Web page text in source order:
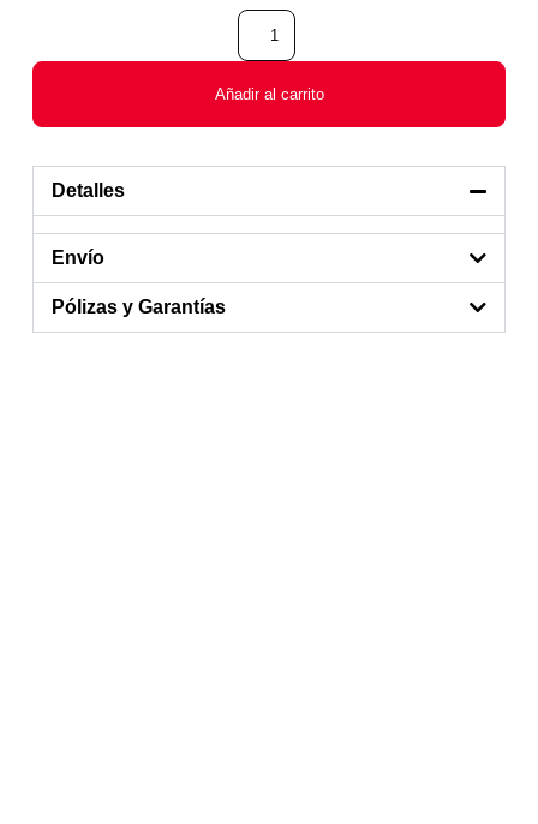
Añadir al carrito
Detalles
Envío
Pólizas y Garantías